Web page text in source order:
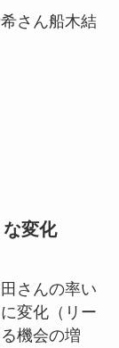
さん船木結
変化
さんの率い
変化（リー
機会の増